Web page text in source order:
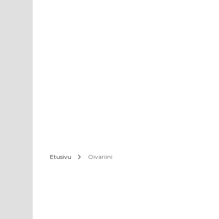
Etusivu Oivariini